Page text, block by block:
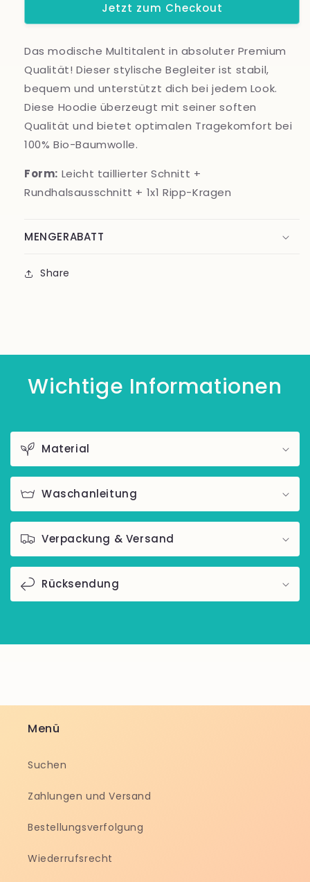
organic
in
mehreren
Farben
Unisex
organic
in
mehreren
Farben
Jetzt zum Checkout
Das modische Multitalent in absoluter Premium
Qualität! Dieser stylische Begleiter ist stabil,
bequem und unterstützt dich bei jedem Look.
Diese Hoodie überzeugt mit seiner soften
Qualität und bietet optimalen Tragekomfort bei
100% Bio-Baumwolle.
Form: Leicht taillierter Schnitt +
Rundhalsausschnitt + 1x1 Ripp-Kragen
MENGERABATT
Share
Wichtige Informationen
Material
Waschanleitung
Verpackung & Versand
Rücksendung
Menü
Suchen
Zahlungen und Versand
Bestellungsverfolgung
Wiederrufsrecht